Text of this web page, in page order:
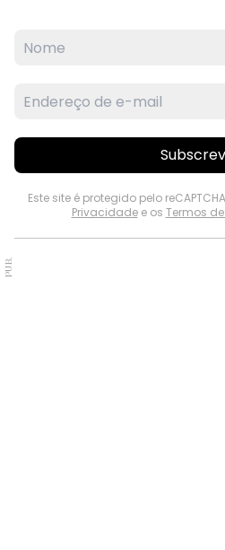
Este site é protegido pelo
Privacidadee os Termos
PUB.